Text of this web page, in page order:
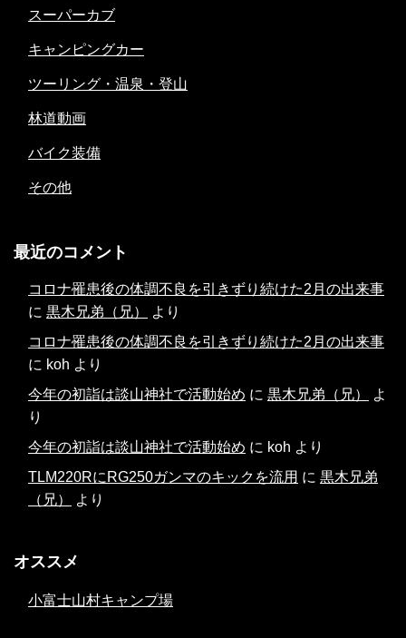
スーパーカブ
キャンピングカー
ツーリング・温泉・登山
林道動画
バイク装備
その他
最近のコメント
コロナ罹患後の体調不良を引きずり続けた2月の出来事
に 黒木兄弟（兄）
より
コロナ罹患後の体調不良を引きずり続けた2月の出来事
に koh より
今年の初詣は談山神社で活動始め に 黒木兄弟（兄）
よ
り
今年の初詣は談山神社で活動始め に koh より
TLM220RにRG250ガンマのキックを流用 に 黒木兄弟
（兄）
より
オススメ
小富士山村キャンプ場